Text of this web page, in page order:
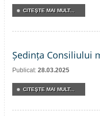
CITEŞTE MAI MULT...
Ședința Consiliului
Publicat: 28.03.2025
CITEŞTE MAI MULT...